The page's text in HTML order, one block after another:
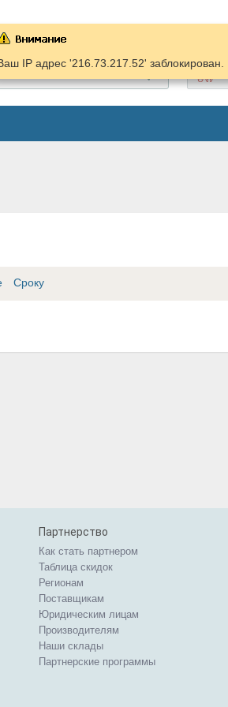
IP адрес '216.73.217.52' заблокирован.
Сроку
Партнерство
Как стать партнером
Таблица скидок
Регионам
Поставщикам
Юридическим лицам
Производителям
Наши склады
Партнерские программы